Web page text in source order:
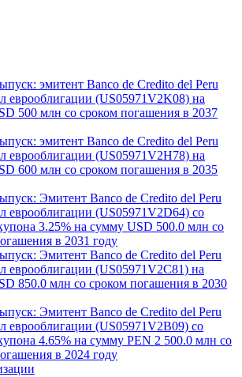
эмитент Banco de Credito del Peru
еврооблигации (US05971V2K08) на
500 млн со сроком погашения в 2037
эмитент Banco de Credito del Peru
еврооблигации (US05971V2H78) на
600 млн со сроком погашения в 2035
Эмитент Banco de Credito del Peru
еврооблигации (US05971V2D64) со
3.25% на сумму USD 500.0 млн со
в 2031 году
Эмитент Banco de Credito del Peru
еврооблигации (US05971V2C81) на
850.0 млн со сроком погашения в 2030
Эмитент Banco de Credito del Peru
еврооблигации (US05971V2B09) со
4.65% на сумму PEN 2 500.0 млн со
в 2024 году